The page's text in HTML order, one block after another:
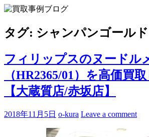
Skip
content
ポイントや高額買取のコツをお知らせし
タグ: シャンパンゴールド
フィリップスのヌードル
（HR2365/01）を高価買
【大蔵質店/赤坂店】
2018年11月5日 o-kura Leave a comment